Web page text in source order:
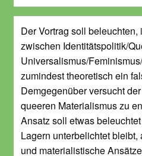
Der Vortrag soll
zwischen Identitätspolitik/
Universalismus/
zumindest theoretisch ein
Demgegenüber versucht
queeren Materialismus zu
Ansatz soll etwas
Lagern unterbelichtet
und materialistische